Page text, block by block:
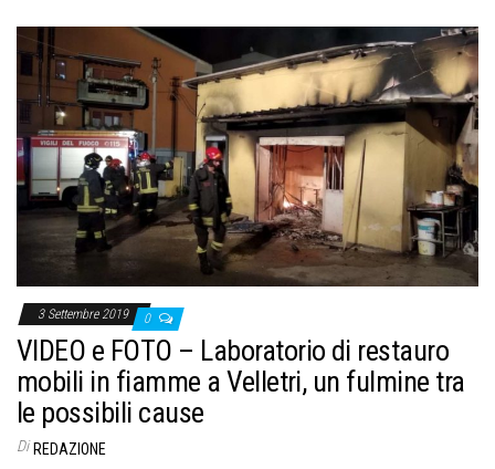
3 Settembre 2019 0
VIDEO e FOTO – Laboratorio di restauro
mobili in fiamme a Velletri, un fulmine tra
le possibili cause
Di REDAZIONE